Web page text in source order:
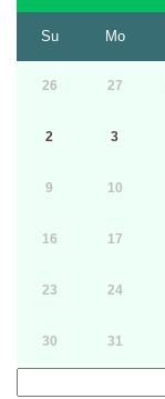
Su Mo
26 27
2 3
9 10
16 17
23 24
30 31